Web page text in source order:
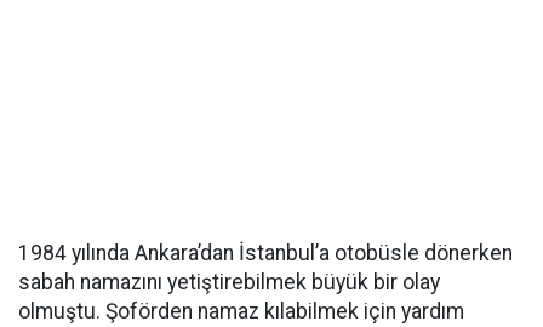
1984 yılında Ankara’dan İstanbul’a otobüsle dönerken
sabah namazını yetiştirebilmek büyük bir olay
olmuştu. Şoförden namaz kılabilmek için yardım